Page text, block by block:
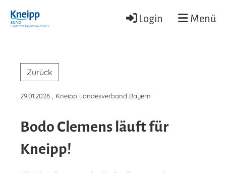
Login Menü
Zurück
29.01.2026 , Kneipp Landesverband Bayern
Bodo Clemens läuft für
Kneipp!